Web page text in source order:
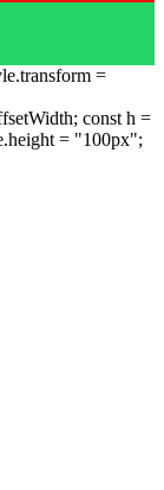
=
const h =
= "100px";